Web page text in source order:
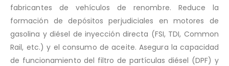
fabricantes de vehículos de renombre. Reduce la
formación de depósitos perjudiciales en motores de
gasolina y diésel de inyección directa (FSI, TDI, Common
Rail, etc.) y el consumo de aceite. Asegura la capacidad
de funcionamiento del filtro de partículas diésel (DPF) y